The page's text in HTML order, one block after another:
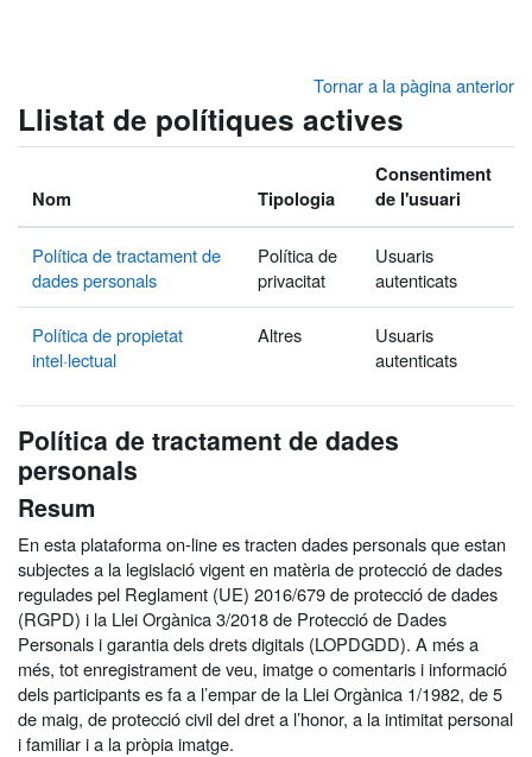
Tornar a la pàgina anterior
Llistat de polítiques actives
Nom Tipologia
Consentiment
de l'usuari
Política de tractament de
dades personals
Política de
privacitat
Usuaris
autenticats
Política de propietat
intel·lectual
Altres
Usuaris
autenticats
Política de tractament de dades
personals
Resum
En esta plataforma on-line es tracten dades personals que estan
subjectes a la legislació vigent en matèria de protecció de dades
regulades pel Reglament (UE) 2016/679 de protecció de dades
(RGPD) i la Llei Orgànica 3/2018 de Protecció de Dades
Personals i garantia dels drets digitals (LOPDGDD). A més a
més, tot enregistrament de veu, imatge o comentaris i informació
dels participants es fa a l’empar de la Llei Orgànica 1/1982, de 5
de maig, de protecció civil del dret a l’honor, a la intimitat personal
i familiar i a la pròpia imatge.